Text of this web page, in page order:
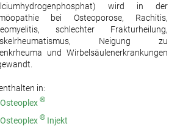
wird in der
bei Osteoporose, Rachitis,
schlechter Frakturheilung,
Neigung zu
und Wirbelsäulenerkrankungen
in:
Osteoplex ®
Osteoplex ® Injekt